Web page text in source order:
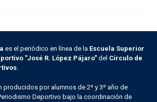
es el periódico en línea de la Escuela Superior
"José R. López Pájaro" del Círculo de
.
por alumnos de 2º y 3º año de
Deportivo bajo la coordinación de